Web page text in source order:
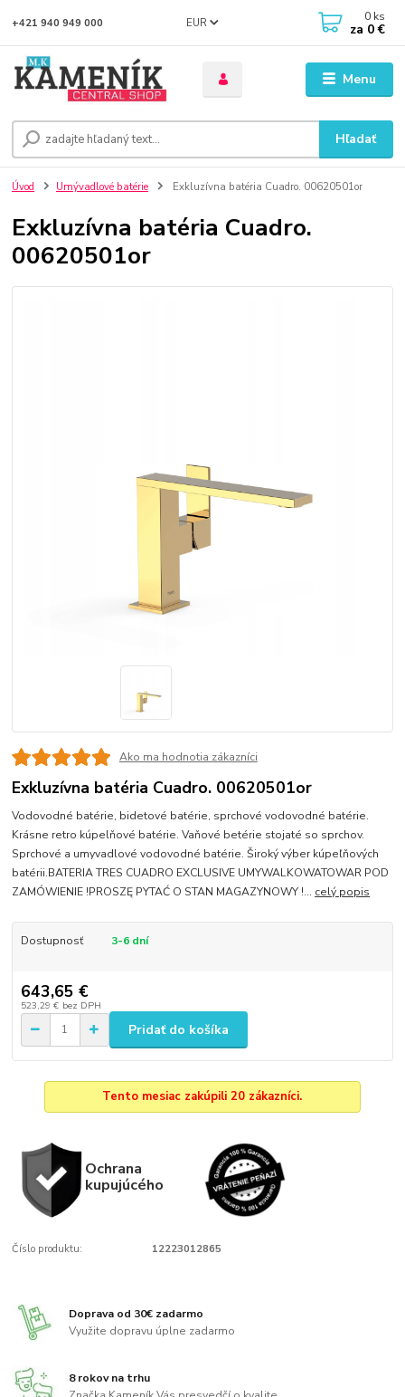
Menu
EUR
Hľadať
+421 940 949 000 0 ks
za 0 €
Úvod Umývadlové batérie Exkluzívna batéria Cuadro. 00620501or
Exkluzívna batéria Cuadro.
00620501or
Ako ma hodnotia zákazníci
Exkluzívna batéria Cuadro. 00620501or
Vodovodné batérie, bidetové batérie, sprchové vodovodné batérie.
Krásne retro kúpelňové batérie. Vaňové betérie stojaté so sprchov.
Sprchové a umyvadlové vodovodné batérie. Široký výber kúpeľňových
batérii.BATERIA TRES CUADRO EXCLUSIVE UMYWALKOWATOWAR POD
ZAMÓWIENIE !PROSZĘ PYTAĆ O STAN MAGAZYNOWY !... celý popis
Dostupnosť 3-6 dní
643,65 €
523,29 € bez DPH
Pridať do košíka
Tento mesiac zakúpili 20 zákazníci.
Ochrana
kupujúcého
Číslo produktu: 12223012865
Doprava od 30€ zadarmo
Využite dopravu úplne zadarmo
8 rokov na trhu